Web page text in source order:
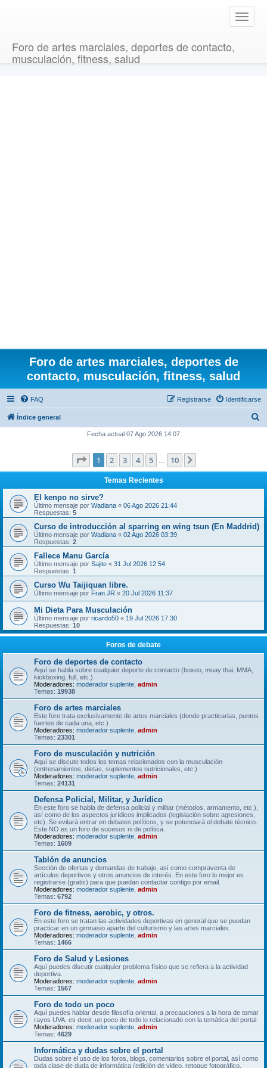
T
o
Foro de artes marciales, deportes de contacto,
musculación, fitness, salud
Foro de artes marciales, deportes de
contacto, musculación, fitness, salud
FAQ Identificarse
Registrarse
Índice general
a
r
Fecha actual 07 Ago 2026 14:07
Página de 10
1 2 3 4 5 10
Temas Recientes
El kenpo no sirve?
Último mensaje por Wadiana « 06 Ago 2026 21:44
Respuestas: 5
Curso de introducción al sparring en wing tsun (En Maddrid)
Último mensaje por Wadiana « 02 Ago 2026 03:39
Respuestas: 2
Fallece Manu García
Último mensaje por Sajite « 31 Jul 2026 12:54
Respuestas: 1
Curso Wu Taijiquan libre.
Último mensaje por Fran JR « 20 Jul 2026 11:37
Mi Dieta Para Musculación
Último mensaje por ricardo50 « 19 Jul 2026 17:30
Respuestas: 10
Foros de debate
Foro de deportes de contacto
Aquí se habla sobre cualquier deporte de contacto (boxeo, muay thai, MMA,
kickboxing, full, etc.)
Moderadores: moderador suplente admin
Temas: 19938
Foro de artes marciales
Este foro trata exclusivamente de artes marciales (donde practicarlas, puntos
fuertes de cada una, etc.)
Moderadores: moderador suplente admin
Temas: 23301
Foro de musculación y nutrición
Aquí se discute todos los temas relacionados con la musculación
(entrenamientos, dietas, suplementos nutricionales, etc.)
Moderadores: moderador suplente admin
Temas: 24131
Defensa Policial, Militar, y Jurídico
En este foro se habla de defensa policial y militar (métodos, armamento, etc.),
así como de los aspectos jurídicos implicados (legislación sobre agresiones,
etc). Se evitará entrar en debates políticos, y se potenciará el debate técnico.
Este NO es un foro de sucesos ni de política.
Moderadores: moderador suplente admin
Temas: 1609
Tablón de anuncios
Sección de ofertas y demandas de trabajo, así como compraventa de
artículos deportivos y otros anuncios de interés. En este foro lo mejor es
registrarse (gratis) para que puedan contactar contigo por email.
Moderadores: moderador suplente admin
Temas: 6792
Foro de fitness, aerobic, y otros.
En este foro se tratan las actividades deportivas en general que se puedan
practicar en un gimnasio aparte del culturismo y las artes marciales.
Moderadores: moderador suplente admin
Temas: 1466
Foro de Salud y Lesiones
Aquí puedes discutir cualquier problema físico que se refiera a la actividad
deportiva.
Moderadores: moderador suplente admin
Temas: 1567
Foro de todo un poco
Aquí puedes hablar desde filosofía oriental, a precauciones a la hora de tomar
rayos UVA, es decir, un poco de todo lo relacionado con la temática del portal.
Moderadores: moderador suplente admin
Temas: 4629
Informática y dudas sobre el portal
Dudas sobre el uso de los foros, blogs, comentarios sobre el portal, así como
toda clase de duda de informática (edición de video, retoque fotográfico,